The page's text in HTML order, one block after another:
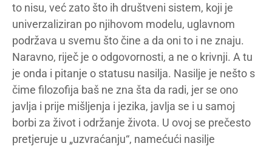
to nisu, već zato što ih društveni sistem, koji je
univerzaliziran po njihovom modelu, uglavnom
podržava u svemu što čine a da oni to i ne znaju.
Naravno, riječ je o odgovornosti, a ne o krivnji. A tu
je onda i pitanje o statusu nasilja. Nasilje je nešto s
čime filozofija baš ne zna šta da radi, jer se ono
javlja i prije mišljenja i jezika, javlja se i u samoj
borbi za život i održanje života. U ovoj se prečesto
pretjeruje u „uzvraćanju“, namećući nasilje